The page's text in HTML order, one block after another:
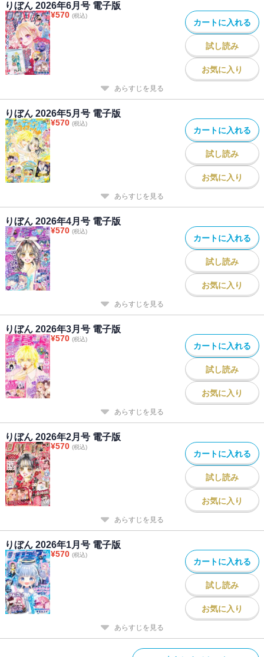
りぼん 2026年6月号 電子版
¥570 (税込)
カートに入れる
試し読み
お気に入り
あらすじを見る
りぼん 2026年5月号 電子版
¥570 (税込)
カートに入れる
試し読み
お気に入り
あらすじを見る
りぼん 2026年4月号 電子版
¥570 (税込)
カートに入れる
試し読み
お気に入り
あらすじを見る
りぼん 2026年3月号 電子版
¥570 (税込)
カートに入れる
試し読み
お気に入り
あらすじを見る
りぼん 2026年2月号 電子版
¥570 (税込)
カートに入れる
試し読み
お気に入り
あらすじを見る
りぼん 2026年1月号 電子版
¥570 (税込)
カートに入れる
試し読み
お気に入り
あらすじを見る